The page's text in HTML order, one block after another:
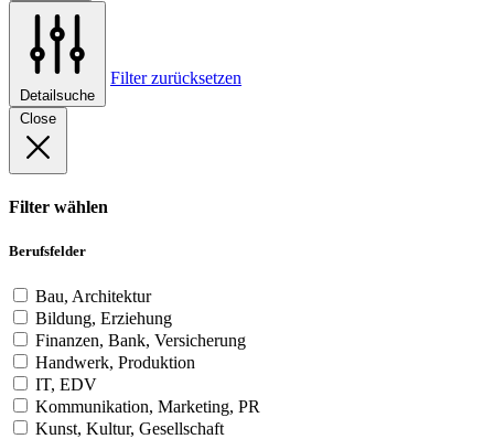
Detailsuche
Filter zurücksetzen
Close
Filter wählen
Berufsfelder
Bau, Architektur
Bildung, Erziehung
Finanzen, Bank, Versicherung
Handwerk, Produktion
IT, EDV
Kommunikation, Marketing, PR
Kunst, Kultur, Gesellschaft